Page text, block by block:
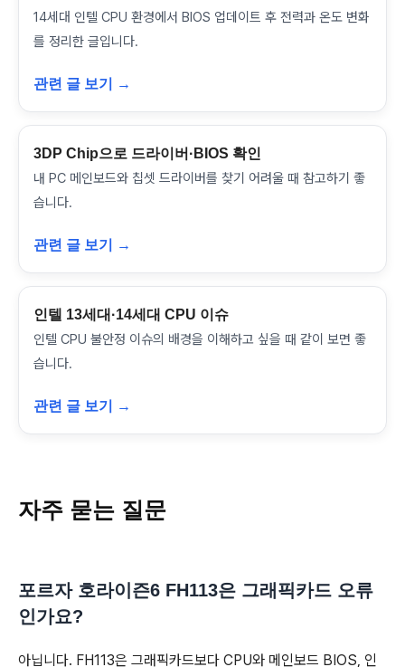
14세대 인텔 CPU 환경에서 BIOS 업데이트 후 전력과 온도 변화
를 정리한 글입니다.
관련 글 보기 →
3DP Chip으로 드라이버·BIOS 확인
내 PC 메인보드와 칩셋 드라이버를 찾기 어려울 때 참고하기 좋
습니다.
관련 글 보기 →
인텔 13세대·14세대 CPU 이슈
인텔 CPU 불안정 이슈의 배경을 이해하고 싶을 때 같이 보면 좋
습니다.
관련 글 보기 →
자주 묻는 질문
포르자 호라이즌6 FH113은 그래픽카드 오류
인가요?
아닙니다. FH113은 그래픽카드보다 CPU와 메인보드 BIOS, 인